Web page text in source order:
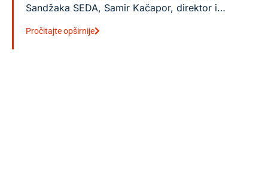
Sandžaka SEDA, Samir Kačapor, direktor i…
Pročitajte opširnije